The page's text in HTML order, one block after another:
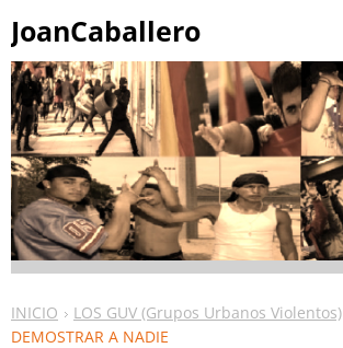
JoanCaballero
INICIO LOS GUV (Grupos Urbanos Violentos)
DEMOSTRAR A NADIE